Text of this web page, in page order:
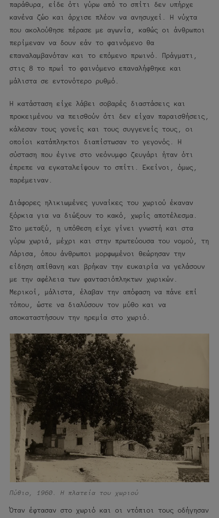
παράθυρα, είδε ότι γύρω από το σπίτι δεν υπήρχε
κανένα ζώο και άρχισε πλέον να ανησυχεί. Η νύχτα
που ακολούθησε πέρασε με αγωνία, καθώς οι άνθρωποι
περίμεναν να δουν εάν το φαινόμενο θα
επαναλαμβανόταν και το επόμενο πρωινό. Πράγματι,
στις 8 το πρωί το φαινόμενο επαναλήφθηκε και
μάλιστα σε εντονότερο ρυθμό.
Η κατάσταση είχε λάβει σοβαρές διαστάσεις και
προκειμένου να πεισθούν ότι δεν είχαν παραισθήσεις,
κάλεσαν τους γονείς και τους συγγενείς τους, οι
οποίοι κατάπληκτοι διαπίστωσαν το γεγονός. Η
σύσταση που έγινε στο νεόνυμφο ζευγάρι ήταν ότι
έπρεπε να εγκαταλείψουν το σπίτι. Εκείνοι, όμως,
παρέμειναν.
Διάφορες ηλικιωμένες γυναίκες του χωριού έκαναν
ξόρκια για να διώξουν το κακό, χωρίς αποτέλεσμα.
Στο μεταξύ, η υπόθεση είχε γίνει γνωστή και στα
γύρω χωριά, μέχρι και στην πρωτεύουσα του νομού, τη
Λάρισα, όπου άνθρωποι μορφωμένοι θεώρησαν την
είδηση απίθανη και βρήκαν την ευκαιρία να γελάσουν
με την αφέλεια των φαντασιόπληκτων χωρικών.
Μερικοί, μάλιστα, έλαβαν την απόφαση να πάνε επί
τόπου, ώστε να διαλύσουν τον μύθο και να
αποκαταστήσουν την ηρεμία στο χωριό.
Πύθιο, 1960. Η πλατεία του χωριού
Όταν έφτασαν στο χωριό και οι ντόπιοι τους οδήγησαν